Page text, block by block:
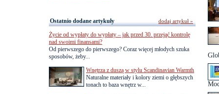
Ostatnio dodane artykuły
Życie od wypłaty do wypłaty – jak przed 30. przejąć kontrolę
nad swoimi finansami?
Od pierwszego do pierwszego? Coraz więcej młodych szuka
sposobów, żeby...
Wnętrza z duszą w stylu Scandinavian Warmth
Naturalne materiały i kolory ziemi o głębszych
tonach to baza wnętrz w...
dodaj artykuł »